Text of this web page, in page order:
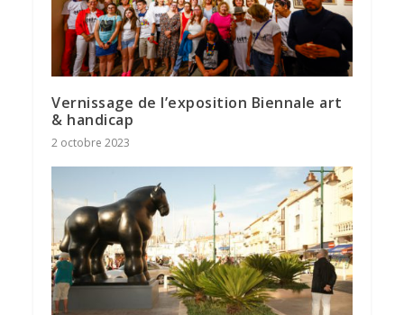
Vernissage de l’exposition Biennale art
& handicap
2 octobre 2023